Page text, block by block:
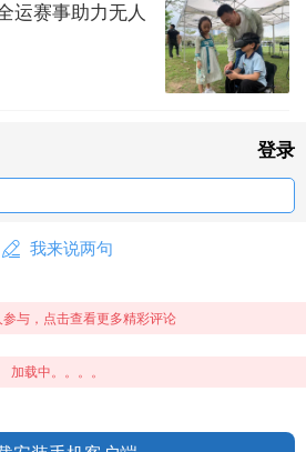
运赛事助力无人
登录
我来说两句
参与，点击查看更多精彩评论
加载中。。。。